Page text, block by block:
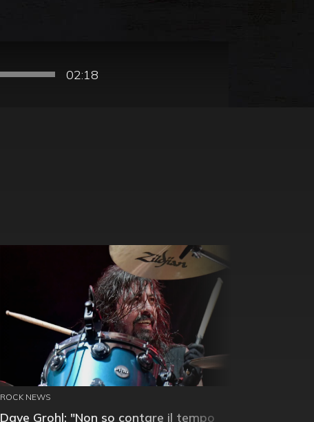
02:18
ROCK NEWS
Dave Grohl: "Non so contare il tempo